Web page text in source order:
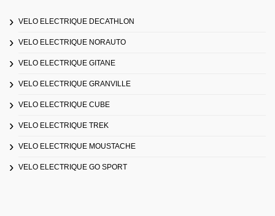
VELO ELECTRIQUE DECATHLON
VELO ELECTRIQUE NORAUTO
VELO ELECTRIQUE GITANE
VELO ELECTRIQUE GRANVILLE
VELO ELECTRIQUE CUBE
VELO ELECTRIQUE TREK
VELO ELECTRIQUE MOUSTACHE
VELO ELECTRIQUE GO SPORT